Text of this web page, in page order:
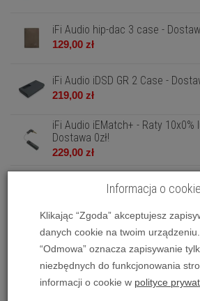
iFi Audio hip-dac 3 case -
129,00 zł
iFi Audio iDSD GR 2 Case -
219,00 zł
iFi Audio iEMatch+ - Raty
Dostawa 0zł!
229,00 zł
iFi Audio iEMatch4.4 - Raty
- Dostawa 0zł!
iFi Audio iPouch (Futerał + 3
0zł!
49,00 zł
iFi Audio iTraveller - Dostawa 0zł!
Informacja o
Klikając “Zgoda” akceptujesz
danych cookie na twoim
“Odmowa” oznacza zapisywanie
niezbędnych do funkcjonowania
informacji o cookie w polityce